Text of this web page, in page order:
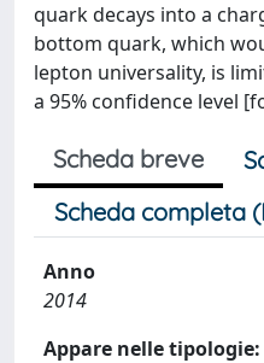
quark decays into a
bottom quark, which
lepton universality, is
a 95% confidence level
Scheda breve
Scheda completa
Anno
2014
Appare nelle tipologie: